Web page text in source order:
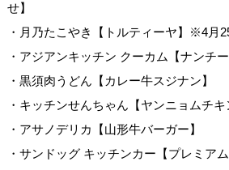
せ】
・月乃たこやき【トルティーヤ】※4月
・アジアンキッチン クーカム【ナンチ
・黒須肉うどん【カレー牛スジナン】
・キッチンせんちゃん【ヤンニョムチキ
・アサノデリカ【山形牛バーガー】
・サンドッグ キッチンカー【プレミアム